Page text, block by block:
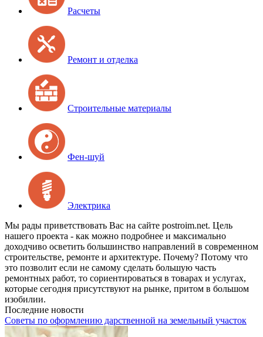
Расчеты
Ремонт и отделка
Строительные материалы
Фен-шуй
Электрика
Мы рады приветствовать Вас на сайте postroim.net. Цель
нашего проекта - как можно подробнее и максимально
доходчиво осветить большинство направлений в современном
строительстве, ремонте и архитектуре. Почему? Потому что
это позволит если не самому сделать большую часть
ремонтных работ, то сориентироваться в товарах и услугах,
которые сегодня присутствуют на рынке, притом в большом
изобилии.
Последние новости
Советы по оформлению дарственной на земельный участок